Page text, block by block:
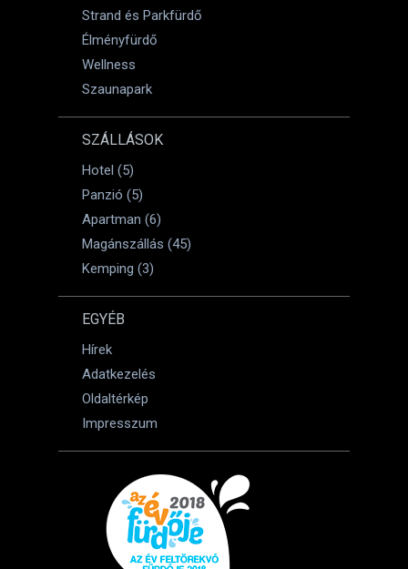
Strand és Parkfürdő
Élményfürdő
Wellness
Szaunapark
SZÁLLÁSOK
Hotel (5)
Panzió (5)
Apartman (6)
Magánszállás (45)
Kemping (3)
EGYÉB
Hírek
Adatkezelés
Oldaltérkép
Impresszum